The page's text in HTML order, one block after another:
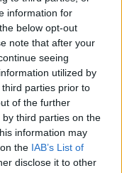
information for
below opt-out
note that after your
seeing
utilized by
parties prior to
of the further
third parties on the
information may
the IAB’s List of
disclose it to other